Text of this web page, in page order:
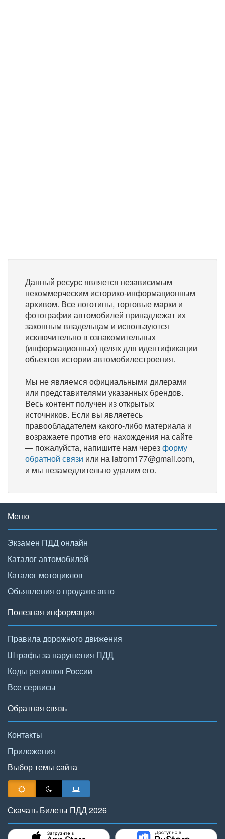
Данный ресурс является независимым
некоммерческим историко-информационным
архивом. Все логотипы, торговые марки и
фотографии автомобилей принадлежат их
законным владельцам и используются
исключительно в ознакомительных
(информационных) целях для идентификации
объектов истории автомобилестроения.
Мы не являемся официальными дилерами
или представителями указанных брендов.
Весь контент получен из открытых
источников. Если вы являетесь
правообладателем какого-либо материала и
возражаете против его нахождения на сайте
— пожалуйста, напишите нам черезформу
обратной связи или на latrom177@gmail.com,
и мы незамедлительно удалим его.
Меню
Экзамен ПДД онлайн
Каталог автомобилей
Каталог мотоциклов
Объявления о продаже авто
Полезная информация
Правила дорожного движения
Штрафы за нарушения ПДД
Коды регионов России
Все сервисы
Обратная связь
Контакты
Приложения
Выбор темы сайта
Скачать Билеты ПДД 2026